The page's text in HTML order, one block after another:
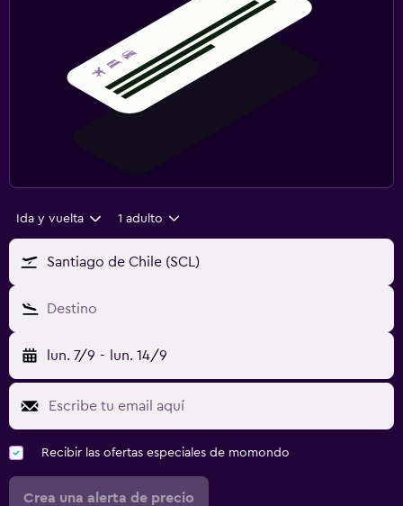
Ida y vuelta 1 adulto
Santiago de Chile (SCL)
Destino
lun. 7/9 - lun. 14/9
Recibir las ofertas especiales de momondo
Crea una alerta de precio